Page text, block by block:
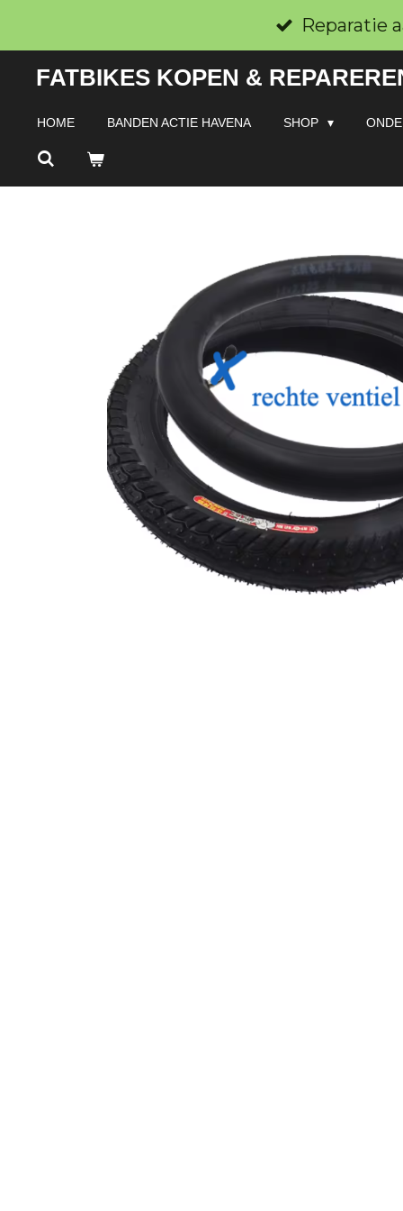
direct
naar
hoofdinhoud
Reparatie
FATBIKES KOPEN &
HOME BANDEN ACTIE HAVENA SHOP